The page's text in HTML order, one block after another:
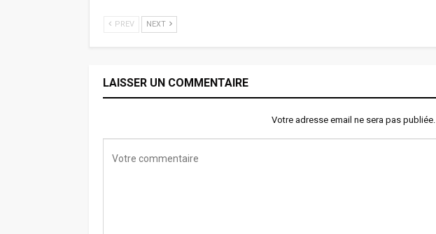
PREV NEXT
LAISSER UN COMMENTAIRE
Votre adresse email ne sera pas publiée.